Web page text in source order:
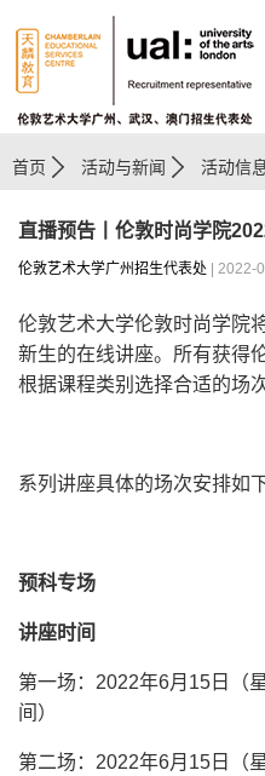
首页 活动与新闻 活动信
直播预告丨伦敦时尚学院
伦敦艺术大学广州招生代表处 | 2022-
伦敦艺术大学伦敦时尚学院
新生的在线讲座。所有获得
根据课程类别选择合适的场
系列讲座具体的场次安排如下
预科专场
讲座时间
第一场：2022年6月15日（
间）
第二场：2022年6月15日（